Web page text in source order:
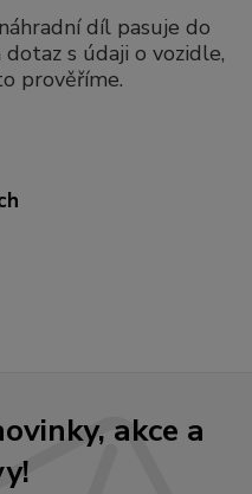
díl pasuje do
s údaji o vozidle,
prověříme.
akce a